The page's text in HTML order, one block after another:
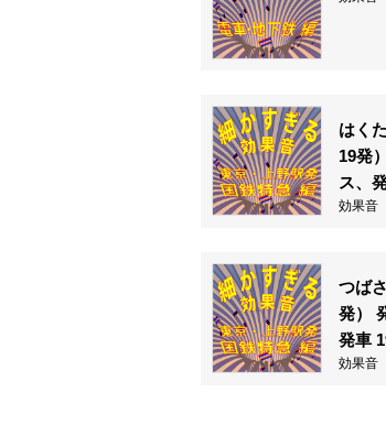
はく
19発
ス、
効果音
つば
発）
発車
効果音